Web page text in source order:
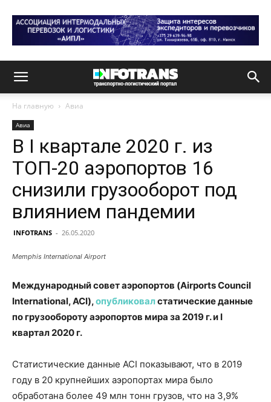
На главную Авиа
Авиа
В I квартале 2020 г. из
ТОП-20 аэропортов 16
снизили грузооборот под
влиянием пандемии
INFOTRANS - 26.05.2020
Memphis International Airport
Международный совет аэропортов (AirportsCouncil
International,ACI),опубликовалстатические данные
по грузообороту аэропортов мира за 2019 г. и I
квартал 2020 г.
Статистические данные ACI показывают, что в 2019
году в 20 крупнейших аэропортах мира было
обработана более 49 млн тонн грузов, что на 3,9%